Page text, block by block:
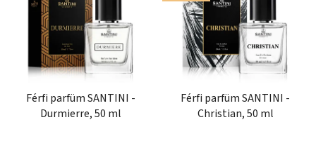
Férfi parfüm SANTINI -
Durmierre, 50 ml
Férfi parfüm SANTINI -
Christian, 50 ml